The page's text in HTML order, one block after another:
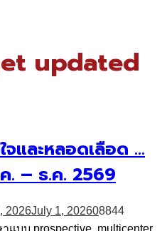
updated
จและหลอดเลือด …
. – ธ.ค. 2569
2026July 1, 202608844
แบบ prospective, multicenter,